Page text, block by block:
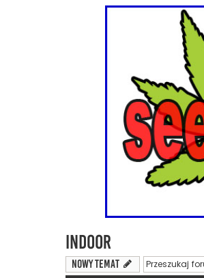
Indoor
NOWY TEMAT